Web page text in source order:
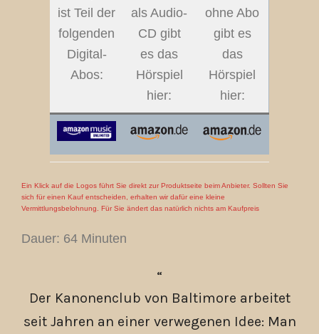
ist Teil der
folgenden
Digital-
Abos:
als Audio-
CD gibt
es das
Hörspiel
hier:
ohne Abo
gibt es
das
Hörspiel
hier:
Ein Klick auf die Logos führt Sie direkt zur Produktseite beim Anbieter. Sollten Sie
sich für einen Kauf entscheiden, erhalten wir dafür eine kleine
Vermittlungsbelohnung. Für Sie ändert das natürlich nichts am Kaufpreis
Dauer: 64 Minuten
Der Kanonenclub von Baltimore arbeitet
seit Jahren an einer verwegenen Idee: Man